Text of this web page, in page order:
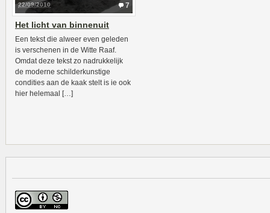
7
22/09/2010
Het licht van binnenuit
Een tekst die alweer even geleden
is verschenen in de Witte Raaf.
Omdat deze tekst zo nadrukkelijk
de moderne schilderkunstige
condities aan de kaak stelt is ie ook
hier helemaal […]